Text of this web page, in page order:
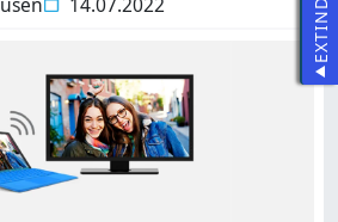
EXTINDE